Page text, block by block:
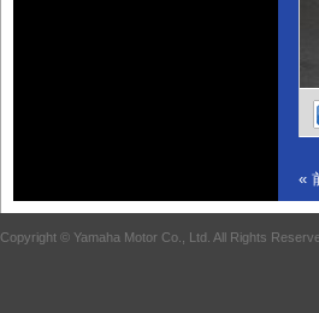
«
Copyright © Yamaha Motor Co., Ltd. All Rights